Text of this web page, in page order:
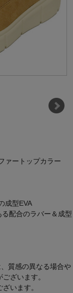
ァートップカラー
成型EVA
配合のラバー＆成型
質感の異なる場合や
ざいます。
います。